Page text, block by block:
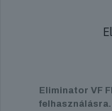
Eliminator VF